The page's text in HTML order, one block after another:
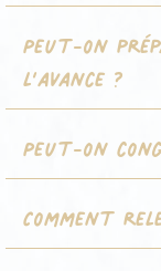
Peut-on
l’avance ?
Peut-on
Comment